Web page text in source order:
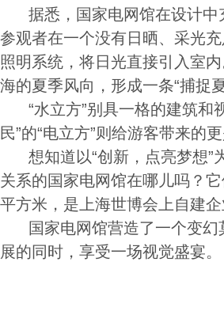
据悉，国家电网馆在设计中
参观者在一个没有日晒、采光
照明系统，将日光直接引入室
海的夏季风向，形成一条“捕捉
“水立方”别具一格的建筑和
民”的“电立方”则给游客带来的
想知道以“创新，点亮梦想”
关系的国家电网馆在哪儿吗？
平方米，是上海世博会上自建
国家电网馆营造了一个变幻
展的同时，享受一场视觉盛宴。